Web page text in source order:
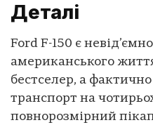
Деталі
Ford F-150 є
американського
бестселер, а
транспорт на
повнорозмірний